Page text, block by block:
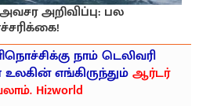
அறிவிப்பு: பல
நாம் டெலிவரி
எங்கிருந்தும்ஆர்டர்
Hi2world